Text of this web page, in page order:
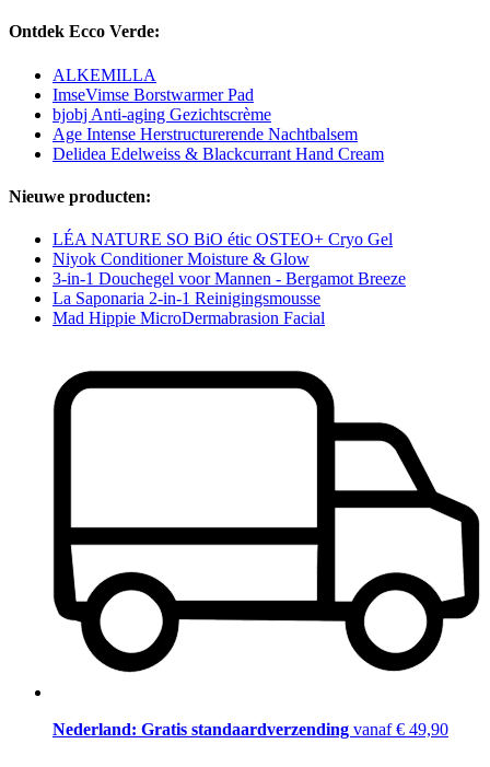
Ontdek Ecco Verde:
ALKEMILLA
ImseVimse Borstwarmer Pad
bjobj Anti-aging Gezichtscrème
Age Intense Herstructurerende Nachtbalsem
Delidea Edelweiss & Blackcurrant Hand Cream
Nieuwe producten:
LÉA NATURE SO BiO étic OSTEO+ Cryo Gel
Niyok Conditioner Moisture & Glow
3-in-1 Douchegel voor Mannen - Bergamot Breeze
La Saponaria 2-in-1 Reinigingsmousse
Mad Hippie MicroDermabrasion Facial
Nederland: Gratis standaardverzending vanaf € 49,90